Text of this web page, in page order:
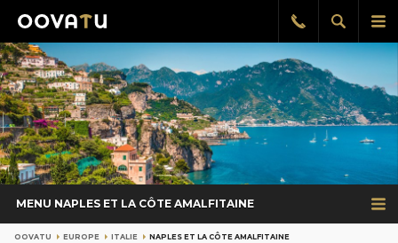
le
Afficher
la
Rappel
gratuit
MENU NAPLES ET LA CÔTE AMALFITAINE
OOVATU EUROPE ITALIE NAPLES ET LA CÔTE AMALFITAINE